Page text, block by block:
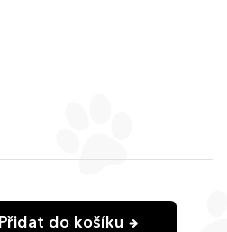
Přidat do košíku